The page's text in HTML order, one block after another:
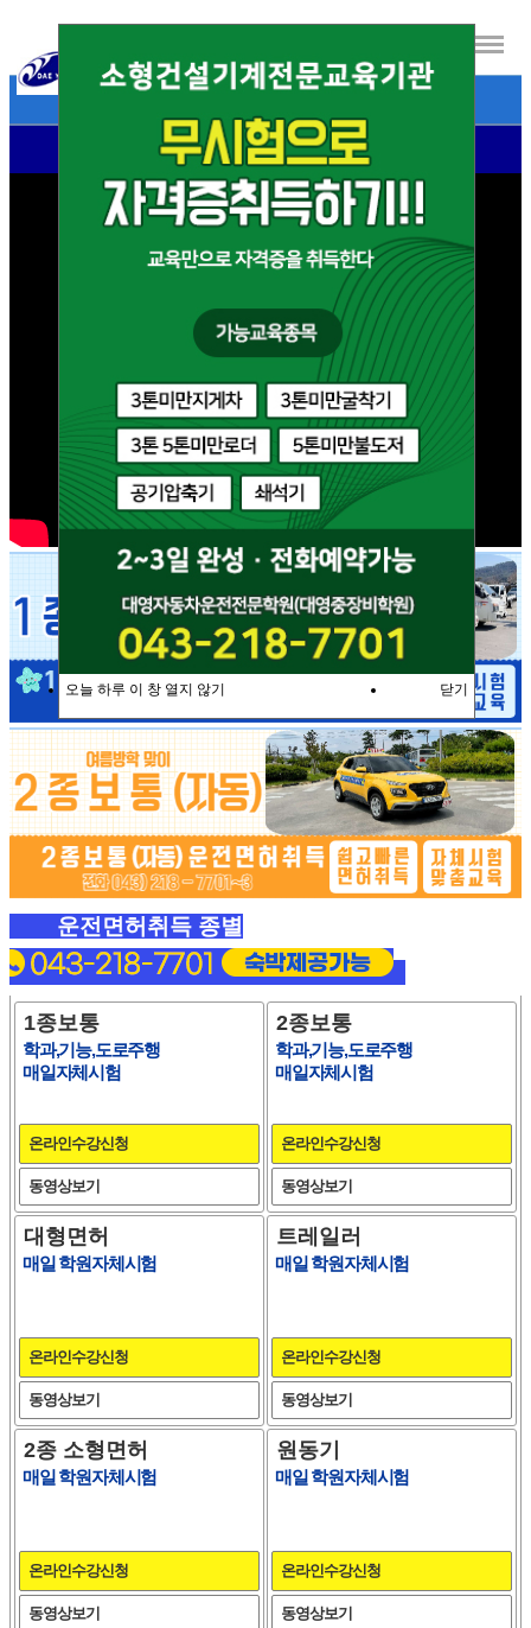
- 대영자동차운전전문학원 소개영상 -
운전면허취득 종별
1종보통
학과,기능,도로주행
매일자체시험
온라인수강신청
동영상보기
2종보통
학과,기능,도로주행
매일자체시험
온라인수강신청
동영상보기
대형면허
매일 학원자체시험
온라인수강신청
동영상보기
트레일러
매일 학원자체시험
온라인수강신청
동영상보기
2종 소형면허
매일 학원자체시험
온라인수강신청
동영상보기
원동기
매일 학원자체시험
온라인수강신청
동영상보기
오늘 하루 이 창 열지 않기 닫기